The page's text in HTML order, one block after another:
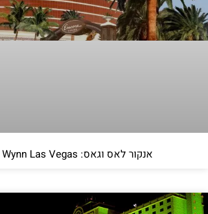
אנקור לאס וגאס: Encore at Wynn Las Vegas